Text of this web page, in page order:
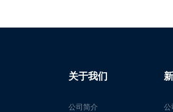
关于我们
公司简介 公